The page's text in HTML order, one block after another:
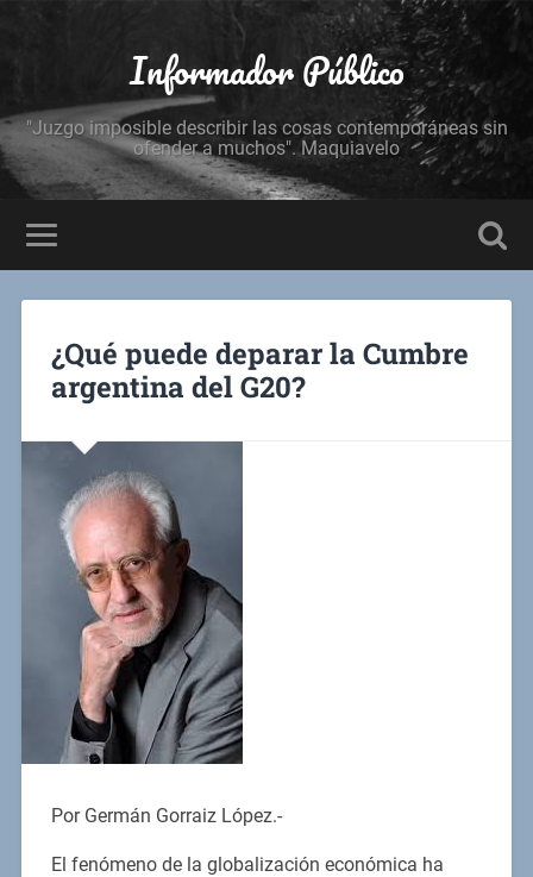
Informador Público
"Juzgo imposible describir las cosas contemporáneas sin
ofender a muchos". Maquiavelo
¿Qué puede deparar la Cumbre
argentina del G20?
Por Germán Gorraiz López.-
El fenómeno de la globalización económica ha